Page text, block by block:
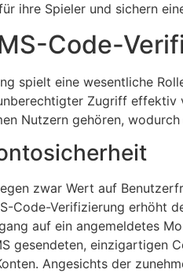
ihre Spieler und sichern
Code-
spielt eine wesentliche
Zugriff effektiv
Nutzern gehören,
zwar Wert auf
Code-Verifizierung erhöht
auf ein angemeldetes
gesendeten, einzigartigen
Angesichts der